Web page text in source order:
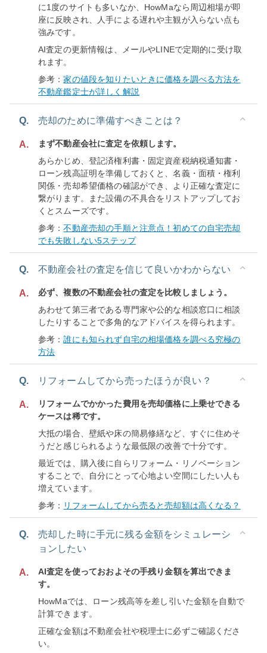
に1度のサイトも多いなか、HowMaなら周辺相場が即
座に反映され、人手による遅れや主観が入らない点も
強みです。
AI査定の更新情報は、メールやLINEで定期的に受け取
れます。
参考：家の値段を知りたいときに価格を調べる方法を
不動産鑑定士が詳しく解説
Q. 売却のために準備すべきことは？
A.
まず不動産会社に査定を依頼します。
あらかじめ、登記済権利書・固定資産税納税通知書・
ローン残高証明を準備しておくと、名義・面積・権利
関係・売却希望価格の確認ができ、より正確な査定に
繋がります。また設備の不具合をリストアップしてお
くとスムーズです。
参考：不動産売却の手順と注意点！初めての自宅売却
でも失敗しない5ステップ
Q. 不動産会社の査定を信じて良いかわからない
A.
必ず、複数の不動産会社の査定を比較しましょう。
あわせて第三者である専門家や公的な相談窓口に相談
したりすることで多角的なアドバイスを得られます。
参考：誰にも知られず自宅の相場価格を調べる究極の
方法
Q. リフォームしてから売ったほうが良い？
A.
リフォームでかかった費用を売却価格に上乗せできる
ケースは稀です。
大抵の場合、壁紙や床の簡易修繕など、すぐに住めそ
うだと感じられるような最低限の改善で十分です。
最近では、購入後に自らリフォーム・リノベーション
することで、自分にとって心地よい空間にしたい人も
増えています。
参考： リフォームしてから売ると売却額は高くなる？
Q.
売却した時に手元に残る金額をシミュレーシ
ョンしたい
A.
AI査定を使っておおよその手残り金額を算出できま
す。
HowMaでは、ローン残高等を差し引いた金額を自動で
計算できます。
正確な金額は不動産会社や税理士に必ずご確認くださ
い。